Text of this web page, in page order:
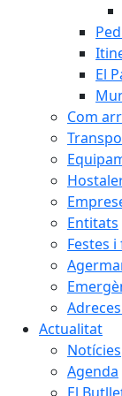
El
Com
Entitats
Festes
Actualitat
Notícies
Agenda